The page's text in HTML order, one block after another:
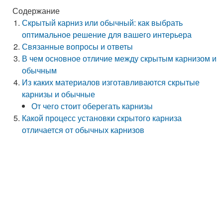
Содержание
Скрытый карниз или обычный: как выбрать
оптимальное решение для вашего интерьера
Связанные вопросы и ответы
В чем основное отличие между скрытым карнизом и
обычным
Из каких материалов изготавливаются скрытые
карнизы и обычные
От чего стоит оберегать карнизы
Какой процесс установки скрытого карниза
отличается от обычных карнизов